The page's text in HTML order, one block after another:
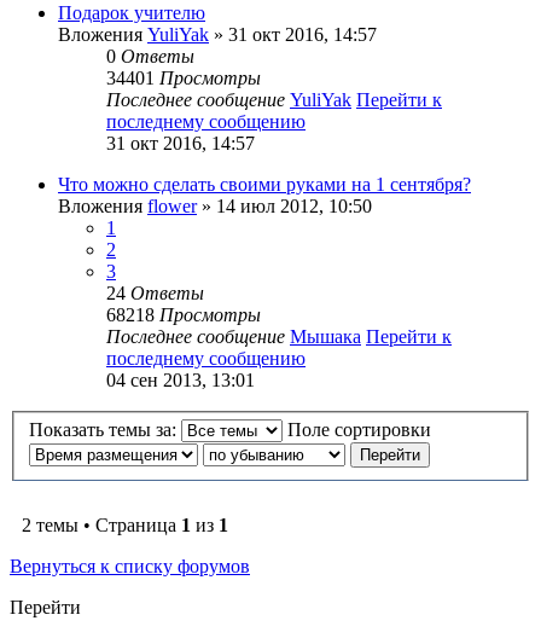
Подарок учителю
Вложения YuliYak » 31 окт 2016, 14:57
0 Ответы
34401 Просмотры
Последнее сообщение YuliYak Перейти к
последнему сообщению
31 окт 2016, 14:57
Что можно сделать своими руками на 1 сентября?
Вложения flower» 14 июл 2012, 10:50
1
2
3
24 Ответы
68218 Просмотры
Последнее сообщение Мышака Перейти к
последнему сообщению
04 сен 2013, 13:01
Показать темы за: Поле сортировки
2 темы • Страница 1 из 1
Вернуться к списку форумов
Перейти